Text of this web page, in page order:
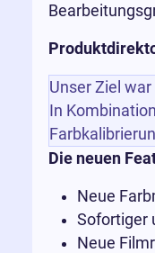
Unser Ziel
In
Die neuen
Neue
Sofortiger
Neue